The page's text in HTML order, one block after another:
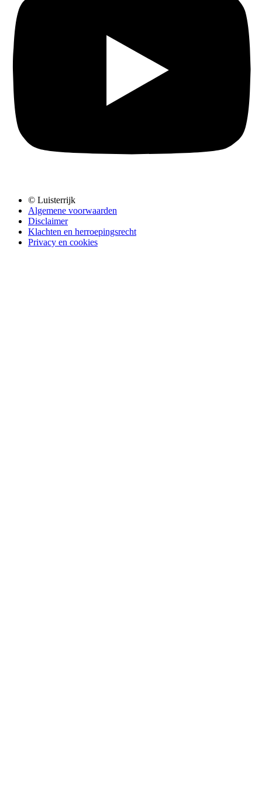
© Luisterrijk
Algemene voorwaarden
Disclaimer
Klachten en herroepingsrecht
Privacy en cookies